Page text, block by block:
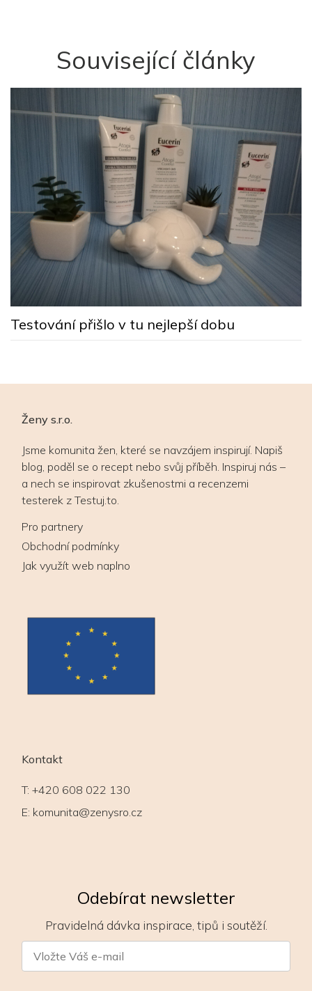
Související články
Testování přišlo v tu nejlepší dobu
Ženy s.r.o.
Jsme komunita žen, které se navzájem inspirují. Napiš
blog, poděl se o recept nebo svůj příběh. Inspiruj nás –
a nech se inspirovat zkušenostmi a recenzemi
testerek z Testuj.to.
Pro partnery
Obchodní podmínky
Jak využít web naplno
Kontakt
T: +420 608 022 130
E: komunita@zenysro.cz
Odebírat newsletter
Pravidelná dávka inspirace, tipů i soutěží.